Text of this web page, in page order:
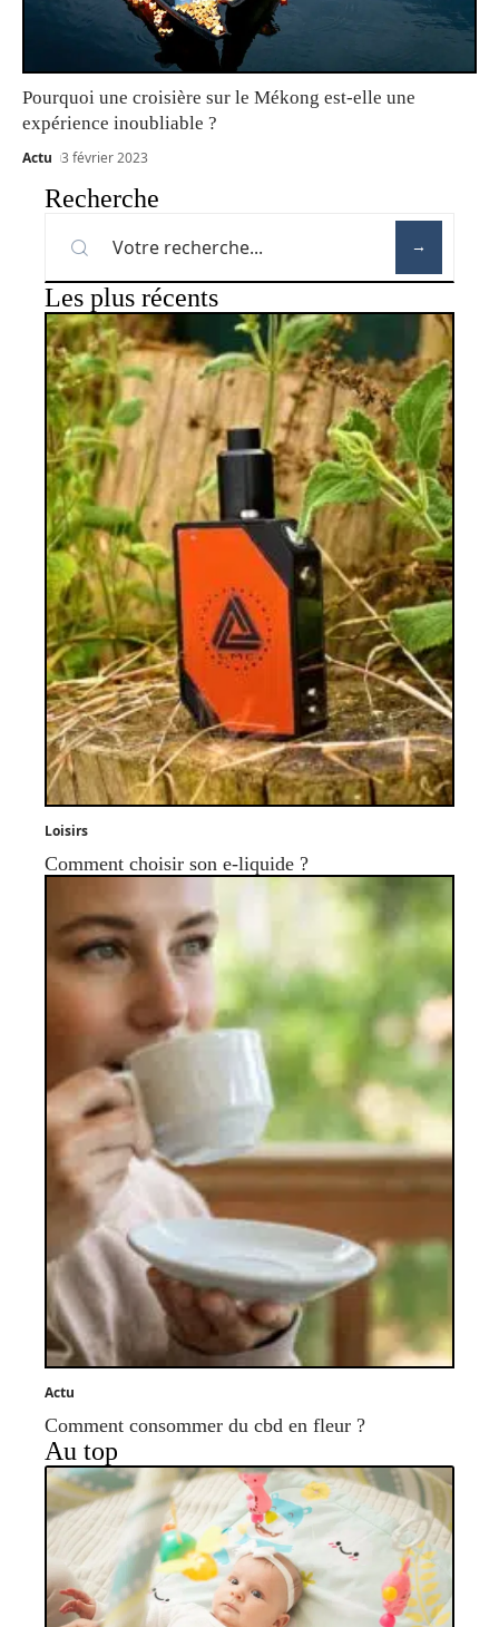
Pourquoi une croisière sur le Mékong est-elle une
expérience inoubliable ?
Actu 3 février 2023
Recherche
Les plus récents
Loisirs
Comment choisir son e-liquide ?
Actu
Comment consommer du cbd en fleur ?
Au top